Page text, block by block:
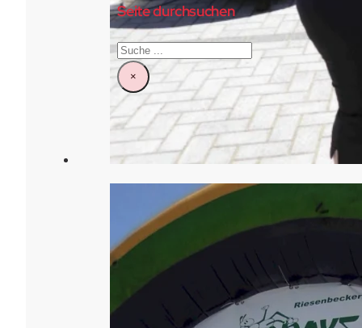
Seite durchsuchen
Suchen
×